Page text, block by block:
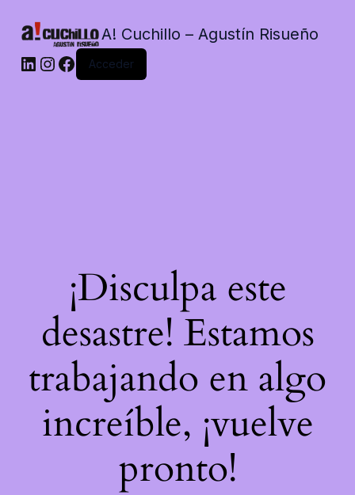
A! Cuchillo – Agustín Risueño
LinkedIn
Instagram
Facebook
Acceder
¡Disculpa este
desastre! Estamos
trabajando en algo
increíble, ¡vuelve
pronto!